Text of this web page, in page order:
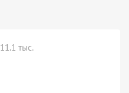
11.1 тыс.